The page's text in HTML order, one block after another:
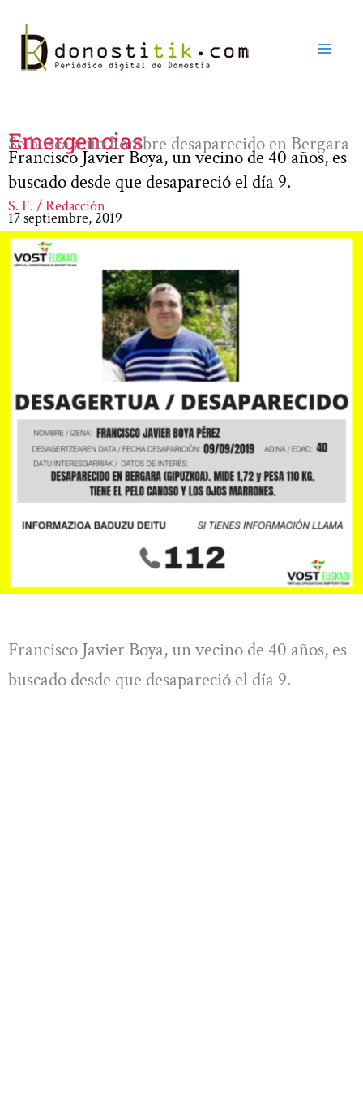
contenido
Emergencias
Se busca a un hombre desaparecido en Bergara
Francisco Javier Boya, un vecino de 40 años, es
buscado desde que desapareció el día 9.
S. F. / Redacción
17 septiembre, 2019
Francisco Javier Boya, un vecino de 40 años, es
buscado desde que desapareció el día 9.